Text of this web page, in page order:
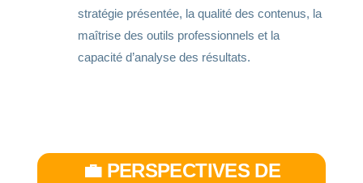
stratégie présentée, la qualité des contenus, la
maîtrise des outils professionnels et la
capacité d’analyse des résultats.
💼 PERSPECTIVES DE